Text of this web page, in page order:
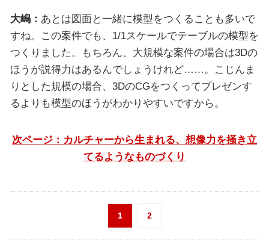
大嶋： あとは図面と一緒に模型をつくることも多いで
すね。この案件でも、1/1スケールでテーブルの模型を
つくりました。もちろん、大規模な案件の場合は3Dの
ほうが説得力はあるんでしょうけれど……。こじんま
りとした規模の場合、3DのCGをつくってプレゼンす
るよりも模型のほうがわかりやすいですから。
次ページ：カルチャーから生まれる、想像力を掻き立
てるようなものづくり
1 2